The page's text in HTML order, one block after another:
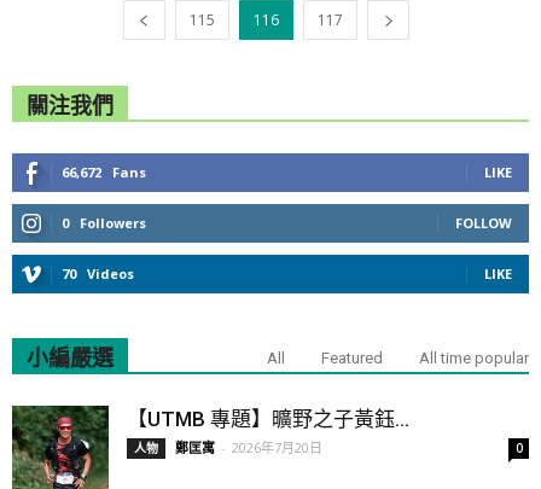
115 116 117
關注我們
66,672 Fans LIKE
0 Followers FOLLOW
70 Videos LIKE
小編嚴選 All Featured All time popular
【UTMB 專題】曠野之子黃鈺...
人物 鄭匡寓 - 2026年7月20日 0